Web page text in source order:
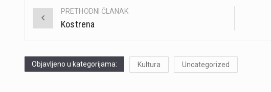
Post
PRETHODNI ČLANAK
Kostrena
Objavljeno u kategorijama: Kultura Uncategorized